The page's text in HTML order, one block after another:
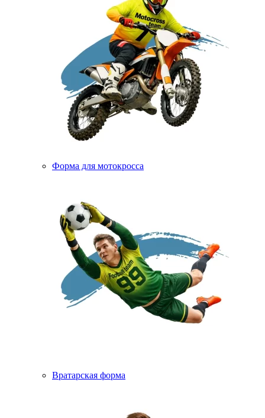
Форма для мотокросса
Вратарская форма